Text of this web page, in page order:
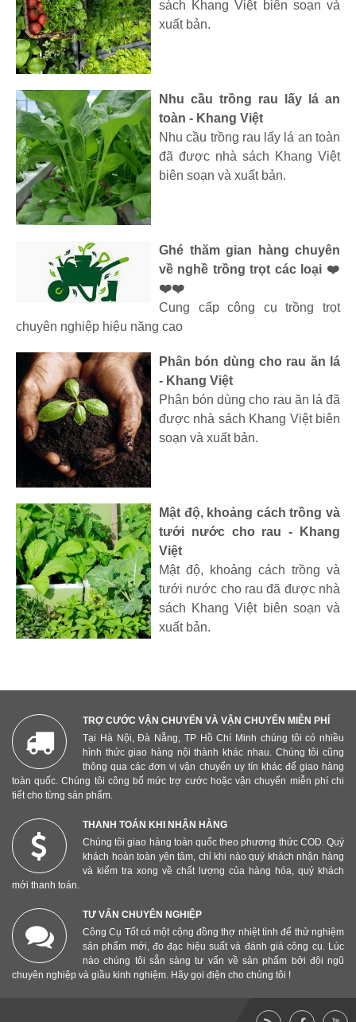
sách Khang Việt biên soạn và
xuất bản.
Nhu cầu trồng rau lấy lá an
toàn - Khang Việt
Nhu cầu trồng rau lấy lá an toàn
đã được nhà sách Khang Việt
biên soạn và xuất bản.
Ghé thăm gian hàng chuyên
về nghề trồng trọt các loại ❤️
❤️❤️
Cung cấp công cụ trồng trọt
chuyên nghiệp hiệu năng cao
Phân bón dùng cho rau ăn lá
- Khang Việt
Phân bón dùng cho rau ăn lá đã
được nhà sách Khang Việt biên
soạn và xuất bản.
Mật độ, khoảng cách trồng và
tưới nước cho rau - Khang
Việt
Mật độ, khoảng cách trồng và
tưới nước cho rau đã được nhà
sách Khang Việt biên soạn và
xuất bản.
TRỢ CƯỚC VẬN CHUYỂN VÀ VẬN CHUYỂN MIỄN PHÍ
Tại Hà Nội, Đà Nẵng, TP Hồ Chí Minh chúng tôi có nhiều
hình thức giao hàng nội thành khác nhau. Chúng tôi cũng
thông qua các đơn vị vận chuyển uy tín khác để giao hàng
toàn quốc. Chúng tôi công bố mức trợ cước hoặc vận chuyển miễn phí chi
tiết cho từng sản phẩm.
THANH TOÁN KHI NHẬN HÀNG
Chúng tôi giao hàng toàn quốc theo phương thức COD. Quý
khách hoàn toàn yên tâm, chỉ khi nào quý khách nhận hàng
và kiểm tra xong về chất lượng của hàng hóa, quý khách
mới thanh toán.
TƯ VẤN CHUYÊN NGHIỆP
Công Cụ Tốt có một cộng đồng thợ nhiệt tình để thử nghiệm
sản phẩm mới, đo đạc hiệu suất và đánh giá công cụ. Lúc
nào chúng tôi sẵn sàng tư vấn về sản phẩm bởi đội ngũ
chuyên nghiệp và giầu kinh nghiệm. Hãy gọi điện cho chúng tôi !